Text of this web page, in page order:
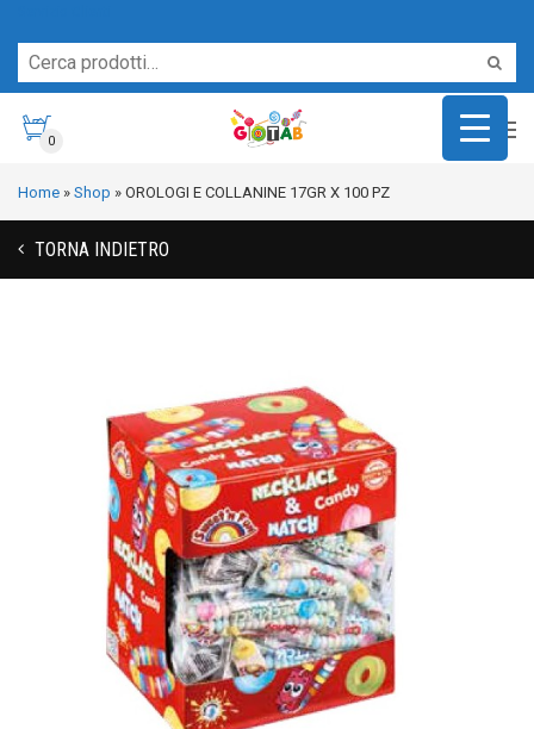
0
Home » Shop » OROLOGI E COLLANINE 17GR X 100 PZ
TORNA INDIETRO